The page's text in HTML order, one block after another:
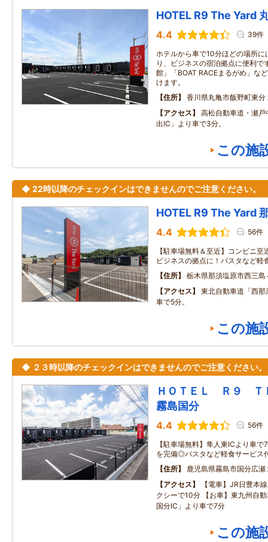
HOTEL R9 The Yard
4.4 39件
ホテルから車で10分ほどの場所
り、ビジネスの宿泊拠点に便利で
館」「BOAT RACEまるがめ」な
けます。
住所
香川県丸亀市飯野町東分
アクセス
高松自動車道・瀬
出IC」より車で3分。
この施
◆ 22時以降のチェックインはできませんのでご注意ください。
HOTEL R9 The Yard
4.4 56件
【駐車場無料＆至近】コンビニ
ビジネスの拠点に！パスタなど軽
住所
栃木県那須塩原市西三島
アクセス
東北自動車道「西
車で5分。
この施
◆ ２３時以降のチェックインはできませんのでご注意ください。
ＨＯＴＥＬ Ｒ９
霧島国分
4.4 56件
【駐車場無料】隼人東ICより車
を完備◎パスタなど軽食サービス
住所
鹿児島県霧島市国分広
アクセス
【電車】JR日豊本
クシーで10分 【お車】東九州自
国分IC」より車で7分
この施